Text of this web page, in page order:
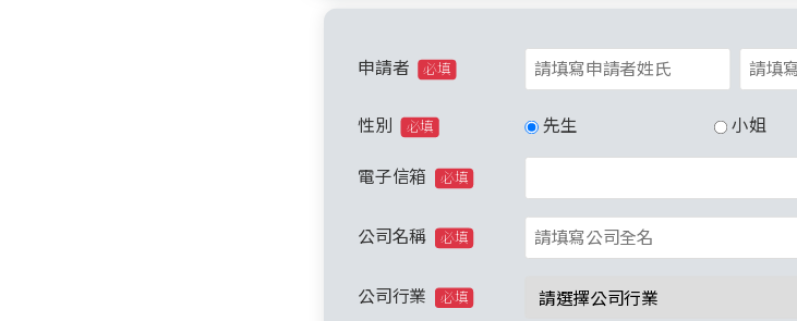
申請者 必填
性別 必填 先生 小姐
電子信箱 必填
公司名稱 必填
公司行業 必填